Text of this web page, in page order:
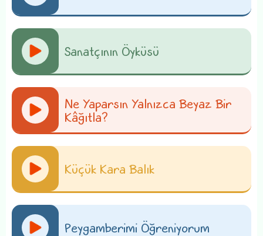
Sanatçının Öyküsü
Ne Yaparsın Yalnızca Beyaz Bir
Kâğıtla?
Küçük Kara Balık
Peygamberimi Öğreniyorum